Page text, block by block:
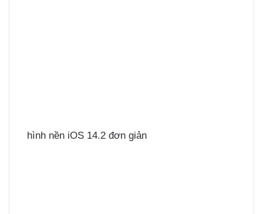
hình nền iOS 14.2 đơn giản